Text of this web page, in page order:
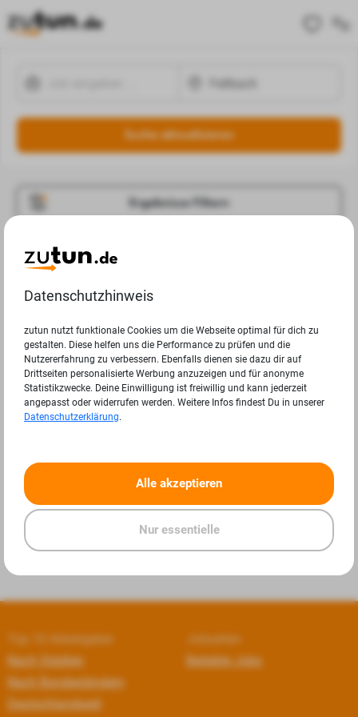
Suche aktualisieren
Ergebnisse Filtern
Jobangebote
Ergebnisse.
« »
Top 10 Arbeitgeber
Nach Städten
Nach Bundesländern
Deutschlandweit
Jobseiten
Beliebte Jobs
Datenschutzhinweis
zutun nutzt funktionale Cookies um die Webseite optimal für dich zu
gestalten. Diese helfen uns die Performance zu prüfen und die
Nutzererfahrung zu verbessern. Ebenfalls dienen sie dazu dir auf
Drittseiten personalisierte Werbung anzuzeigen und für anonyme
Statistikzwecke. Deine Einwilligung ist freiwillig und kann jederzeit
angepasst oder widerrufen werden. Weitere Infos findest Du in unserer
Datenschutzerklärung.
Alle akzeptieren
Nur essentielle